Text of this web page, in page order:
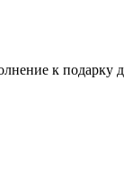
к подарку